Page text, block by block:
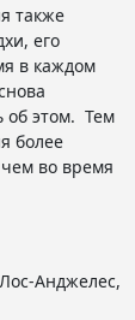
также
его
в каждом
об этом. Тем
более
во время
Анджелес,